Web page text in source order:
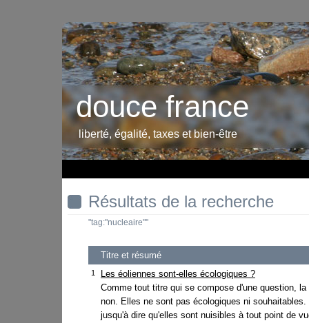
douce france
liberté, égalité, taxes et bien-être
Résultats de la recherche
"tag:"nucleaire""
Titre et résumé
1
Les éoliennes sont-elles écologiques ?
Comme tout titre qui se compose d'une question, la
non. Elles ne sont pas écologiques ni souhaitables.
jusqu'à dire qu'elles sont nuisibles à tout point de